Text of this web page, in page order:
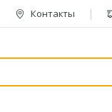
Контакты